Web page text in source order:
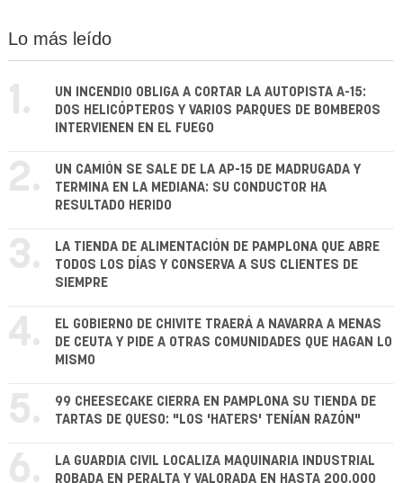
Lo más leído
1.
UN INCENDIO OBLIGA A CORTAR LA AUTOPISTA A-15:
DOS HELICÓPTEROS Y VARIOS PARQUES DE BOMBEROS
INTERVIENEN EN EL FUEGO
2.
UN CAMIÓN SE SALE DE LA AP-15 DE MADRUGADA Y
TERMINA EN LA MEDIANA: SU CONDUCTOR HA
RESULTADO HERIDO
3.
LA TIENDA DE ALIMENTACIÓN DE PAMPLONA QUE ABRE
TODOS LOS DÍAS Y CONSERVA A SUS CLIENTES DE
SIEMPRE
4.
EL GOBIERNO DE CHIVITE TRAERÁ A NAVARRA A MENAS
DE CEUTA Y PIDE A OTRAS COMUNIDADES QUE HAGAN LO
MISMO
5.
99 CHEESECAKE CIERRA EN PAMPLONA SU TIENDA DE
TARTAS DE QUESO: "LOS 'HATERS' TENÍAN RAZÓN"
6.
LA GUARDIA CIVIL LOCALIZA MAQUINARIA INDUSTRIAL
ROBADA EN PERALTA Y VALORADA EN HASTA 200.000